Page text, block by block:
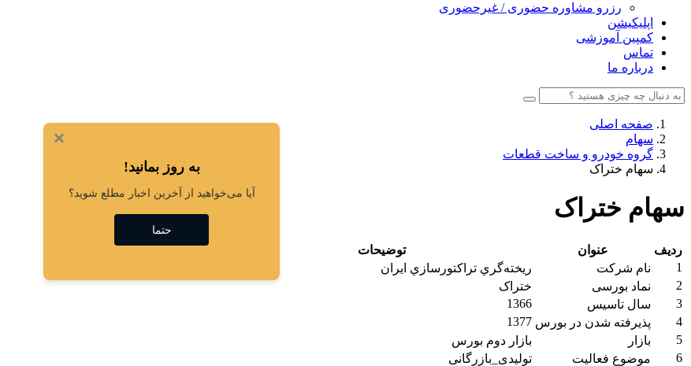
رزرو مشاوره حضوری / غیرحضوری
اپلیکیشن
کمپین آموزشی
تماس
درباره ما
صفحه اصلی
سهام
گروه خودرو و ساخت قطعات
سهام ختراک
سهام ختراک
ردیف عنوان
توضیحات
1
نام شرکت
ريخته‌گري‌ تراكتورسازي‌ ايران
2
نماد بورسی
ختراک
3
سال تاسیس
1366
4
پذیرفته شدن در بورس 1377
5
بازار
بازار دوم بورس
6
موضوع فعالیت
تولیدی_بازرگانی
×
به روز بمانید!
آیا می‌خواهید از آخرین اخبار مطلع شوید؟
حتما